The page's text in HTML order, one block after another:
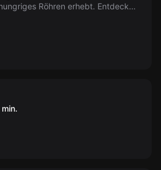
Röhren erhebt. Entdecke
voller Spannung!
paradox
min.